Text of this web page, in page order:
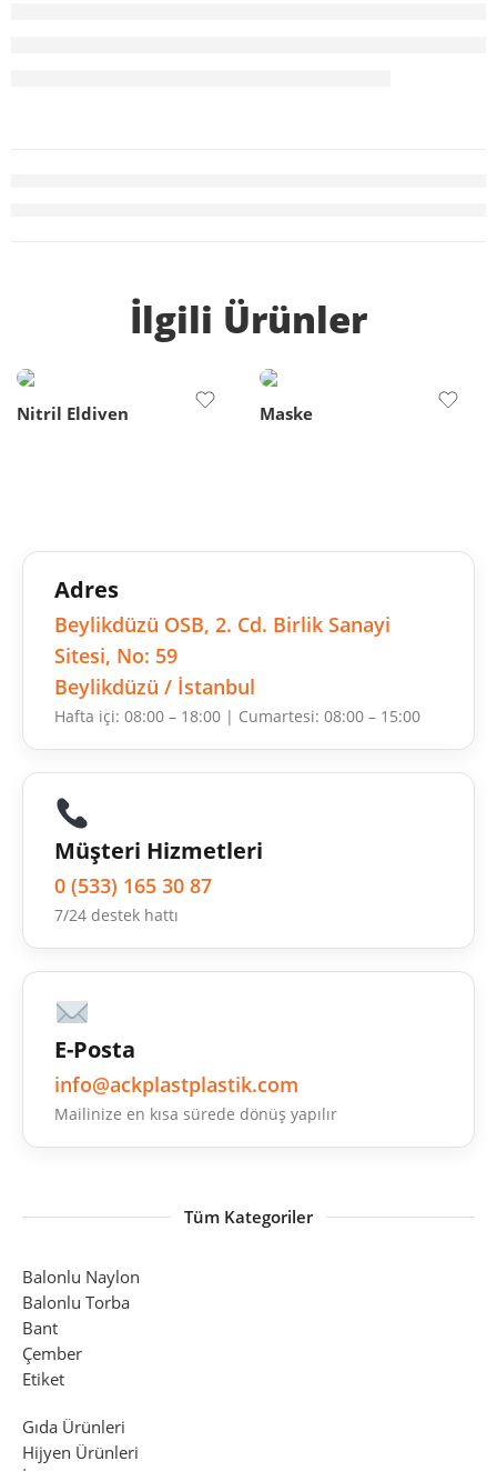
İlgili Ürünler
Nitril Eldiven Maske
Adres
Beylikdüzü OSB, 2. Cd. Birlik Sanayi
Sitesi, No: 59
Beylikdüzü / İstanbul
Hafta içi: 08:00 – 18:00 | Cumartesi: 08:00 – 15:00
Müşteri Hizmetleri
0 (533) 165 30 87
7/24 destek hattı
E-Posta
info@ackplastplastik.com
Mailinize en kısa sürede dönüş yapılır
Tüm Kategoriler
Balonlu Naylon
Balonlu Torba
Bant
Çember
Etiket
Gıda Ürünleri
Hijyen Ürünleri